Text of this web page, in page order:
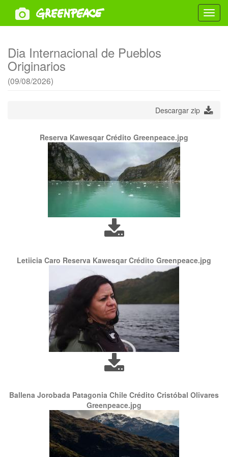
Dia Internacional de Pueblos
Originarios
(09/08/2026)
Descargar zip
Reserva Kawesqar Crédito Greenpeace.jpg
Letiicia Caro Reserva Kawesqar Crédito Greenpeace.jpg
Ballena Jorobada Patagonia Chile Crédito Cristóbal Olivares
Greenpeace.jpg